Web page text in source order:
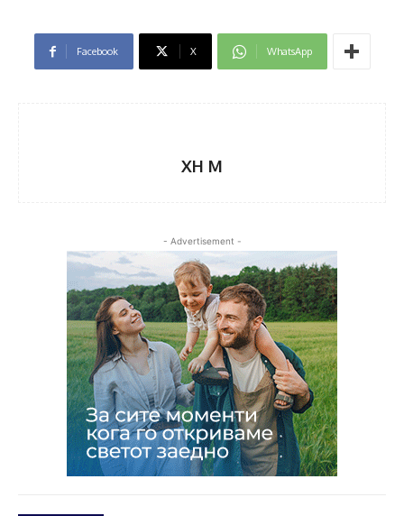
Facebook X WhatsApp
XH M
- Advertisement -